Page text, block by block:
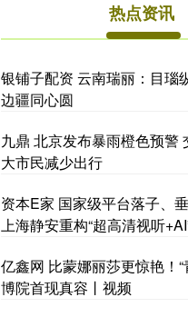
热点资讯
银铺子配资 云南瑞丽：目瑙
边疆同心圆
九鼎 北京发布暴雨橙色预警
大市民减少出行
资本E家 国家级平台落子、
上海静安重构“超高清视听
亿鑫网 比蒙娜丽莎更惊艳！
博院首现真容丨视频